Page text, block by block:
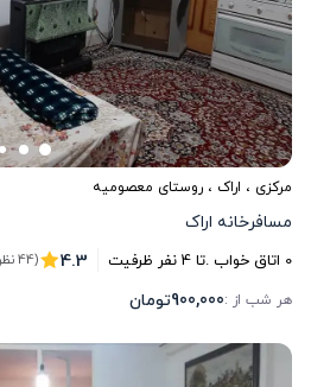
مرکزی ، اراک ، روستای معصومیه
مسافرخانه اراک
0 اتاق خواب .تا4نفر ظرفیت 4.3 (44 نظر ثبت شده)
هر شب از :900,000تومان